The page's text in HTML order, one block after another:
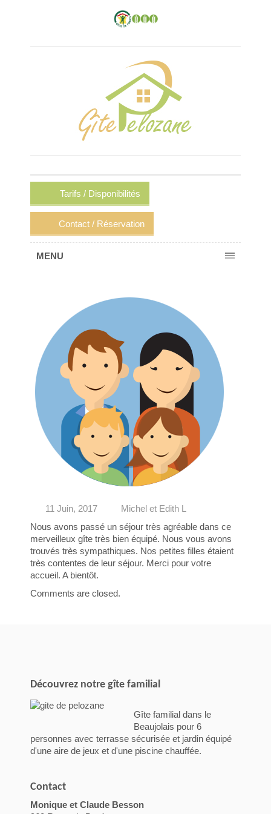
Tarifs / Disponibilités
Contact / Réservation
MENU
11 Juin, 2017
Michel et Edith L
Nous avons passé un séjour très agréable dans ce
merveilleux gîte très bien équipé. Nous vous avons
trouvés très sympathiques. Nos petites filles étaient
très contentes de leur séjour. Merci pour votre
accueil. A bientôt.
Comments are closed.
Découvrez notre gîte familial
Gîte familial dans le
Beaujolais pour 6
personnes avec terrasse sécurisée et jardin équipé
d'une aire de jeux et d'une piscine chauffée.
Contact
Monique et Claude Besson